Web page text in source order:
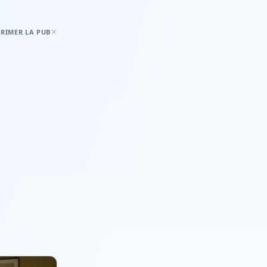
LA PUB